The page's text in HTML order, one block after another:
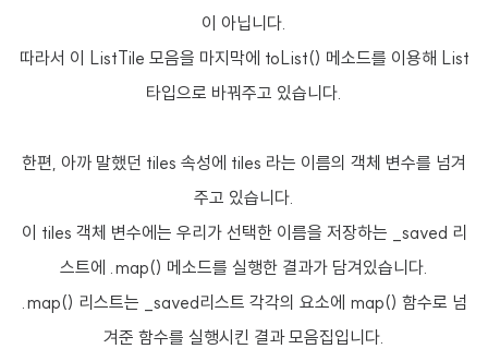
이 아닙니다.
따라서 이 ListTile 모음을 마지막에 toList() 메소드를 이용해 List
타입으로 바꿔주고 있습니다.
한편, 아까 말했던 tiles 속성에 tiles 라는 이름의 객체 변수를 넘겨
주고 있습니다.
이 tiles 객체 변수에는 우리가 선택한 이름을 저장하는 _saved 리
스트에 .map() 메소드를 실행한 결과가 담겨있습니다.
.map() 리스트는 _saved리스트 각각의 요소에 map() 함수로 넘
겨준 함수를 실행시킨 결과 모음집입니다.